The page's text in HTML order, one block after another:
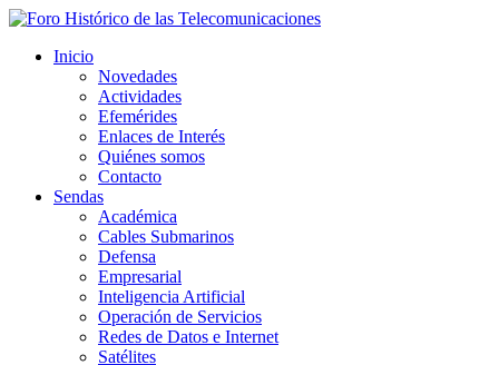
Inicio
Novedades
Actividades
Efemérides
Enlaces de Interés
Quiénes somos
Contacto
Sendas
Académica
Cables Submarinos
Defensa
Empresarial
Inteligencia Artificial
Operación de Servicios
Redes de Datos e Internet
Satélites